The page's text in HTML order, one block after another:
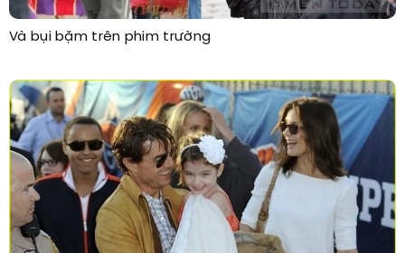
Và bụi bặm trên phim trường